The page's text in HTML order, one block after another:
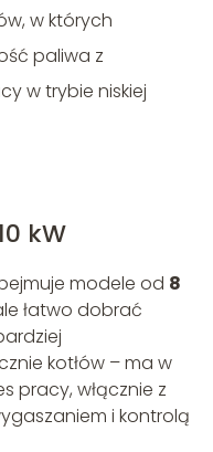
w których
paliwa z
w trybie niskiej
kW
modele od 8
łatwo dobrać
kotłów – ma w
pracy, włącznie z
i kontrolą